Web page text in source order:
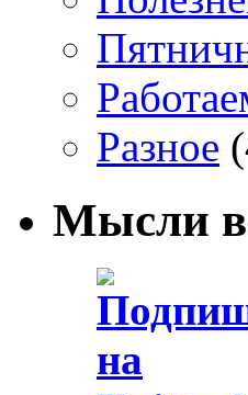
Разное
Мысли